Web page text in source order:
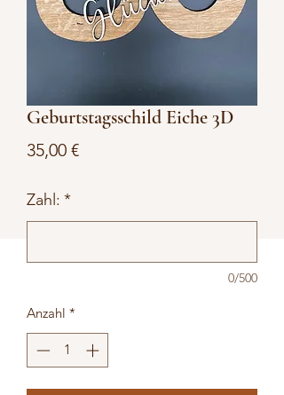
Geburtstagsschild Eiche 3D
35,00 €Preis
Zahl: *
0/500
Anzahl *